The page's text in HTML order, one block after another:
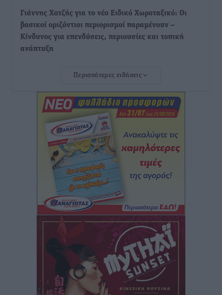
Γιάννης Χατζής για το νέο Ειδικό Χωροταξικό: Οι
βασικοί οριζόντιοι περιορισμοί παραμένουν –
Κίνδυνος για επενδύσεις, περιουσίες και τοπική
ανάπτυξη
δεν υπάρχουν περιθώρια εφησυχασμού
Ειδήσεις• πριν 10 ώρες
Στον Άγιο Νικόλαο Χάλκης ανοίγει ξανά το
ανανεωμένο εκκλησιαστικό μουσείο από τη Λέσχη
Lions Χάλκης
Τοπικές Ειδήσεις • πριν 10 ώρες
Ρόδος: «Βουλιάζει» από τουρίστες – Πάνω από 1 εκατ.
επιβάτες και 55 κρουαζιερόπλοια
Τοπικές Ειδήσεις πριν 10 ώρες
Γ’ Εθνική Κατηγορία: Οι ημερομηνίες των
αγωνιστικών της κανονικής περιόδου
πριν 16 ώρες
Περισσότερες ειδήσεις